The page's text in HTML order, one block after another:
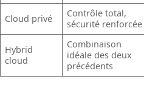
Cloud privé
Contrôle total,
sécurité renforcée
Hybrid
cloud
Combinaison
idéale des deux
précédents